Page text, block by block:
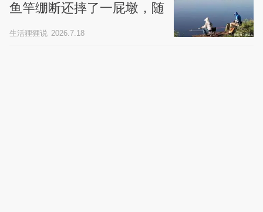
鱼竿绷断还摔了一屁墩，随
生活狸狸说 2026.7.18